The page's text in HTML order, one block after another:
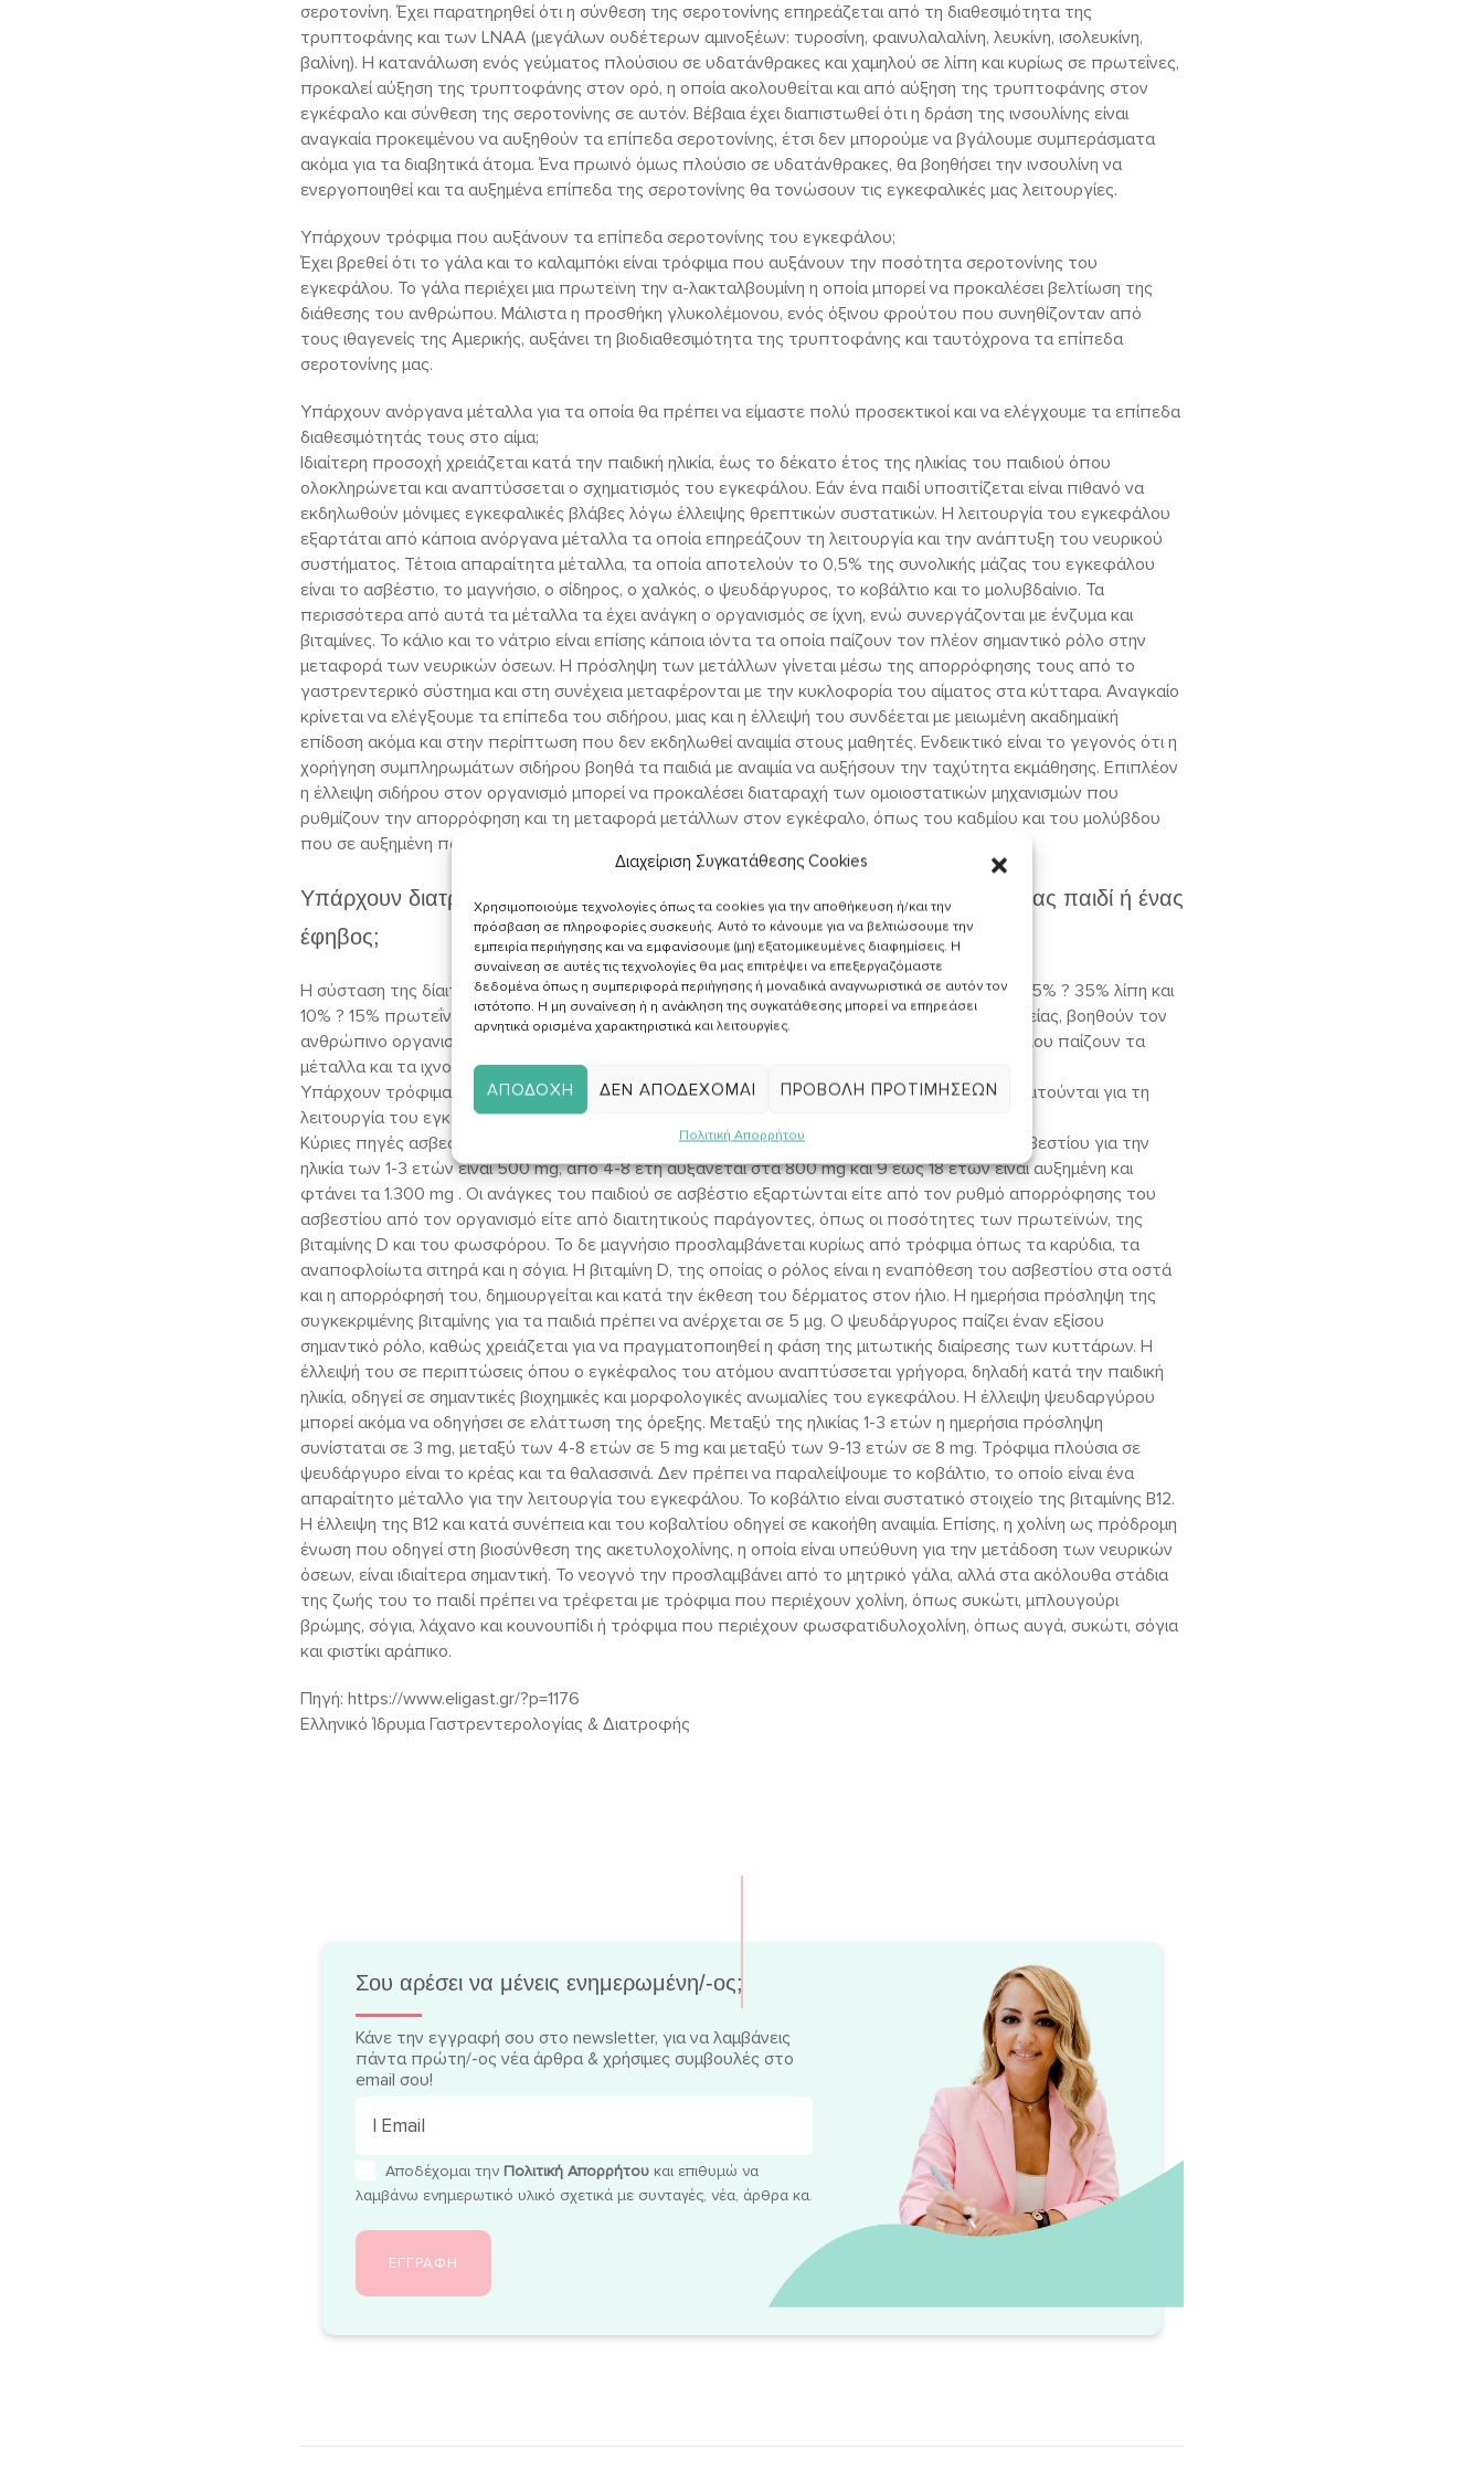
Διαχείριση Συγκατάθεσης Cookies
Χρησιμοποιούμε τεχνολογίες όπως τα cookies για την αποθήκευση ή/και την
πρόσβαση σε πληροφορίες συσκευής. Αυτό το κάνουμε για να βελτιώσουμε την
εμπειρία περιήγησης και να εμφανίσουμε (μη) εξατομικευμένες διαφημίσεις. Η
συναίνεση σε αυτές τις τεχνολογίες θα μας επιτρέψει να επεξεργαζόμαστε
δεδομένα όπως η συμπεριφορά περιήγησης ή μοναδικά αναγνωριστικά σε αυτόν τον
ιστότοπο. Η μη συναίνεση ή η ανάκληση της συγκατάθεσης μπορεί να επηρεάσει
αρνητικά ορισμένα χαρακτηριστικά και λειτουργίες.
ΑΠΟΔΟΧΉ ΔΕΝ ΑΠΟΔΈΧΟΜΑΙ ΠΡΟΒΟΛΉ ΠΡΟΤΙΜΉΣΕΩΝ
Πολιτική Απορρήτου
σεροτονίνη. Έχει παρατηρηθεί ότι η σύνθεση της σεροτονίνης επηρεάζεται από τη διαθεσιμότητα της
τρυπτοφάνης και των LNAA (μεγάλων ουδέτερων αμινοξέων: τυροσίνη, φαινυλαλαλίνη, λευκίνη, ισολευκίνη,
βαλίνη). Η κατανάλωση ενός γεύματος πλούσιου σε υδατάνθρακες και χαμηλού σε λίπη και κυρίως σε πρωτεΐνες,
προκαλεί αύξηση της τρυπτοφάνης στον ορό, η οποία ακολουθείται και από αύξηση της τρυπτοφάνης στον
εγκέφαλο και σύνθεση της σεροτονίνης σε αυτόν. Βέβαια έχει διαπιστωθεί ότι η δράση της ινσουλίνης είναι
αναγκαία προκειμένου να αυξηθούν τα επίπεδα σεροτονίνης, έτσι δεν μπορούμε να βγάλουμε συμπεράσματα
ακόμα για τα διαβητικά άτομα. Ένα πρωινό όμως πλούσιο σε υδατάνθρακες, θα βοηθήσει την ινσουλίνη να
ενεργοποιηθεί και τα αυξημένα επίπεδα της σεροτονίνης θα τονώσουν τις εγκεφαλικές μας λειτουργίες.
Υπάρχουν τρόφιμα που αυξάνουν τα επίπεδα σεροτονίνης του εγκεφάλου;
Έχει βρεθεί ότι το γάλα και το καλαμπόκι είναι τρόφιμα που αυξάνουν την ποσότητα σεροτονίνης του
εγκεφάλου. Το γάλα περιέχει μια πρωτεϊνη την α-λακταλβουμίνη η οποία μπορεί να προκαλέσει βελτίωση της
διάθεσης του ανθρώπου. Μάλιστα η προσθήκη γλυκολέμονου, ενός όξινου φρούτου που συνηθίζονταν από
τους ιθαγενείς της Αμερικής, αυξάνει τη βιοδιαθεσιμότητα της τρυπτοφάνης και ταυτόχρονα τα επίπεδα
σεροτονίνης μας.
Υπάρχουν ανόργανα μέταλλα για τα οποία θα πρέπει να είμαστε πολύ προσεκτικοί και να ελέγχουμε τα επίπεδα
διαθεσιμότητάς τους στο αίμα;
Ιδιαίτερη προσοχή χρειάζεται κατά την παιδική ηλικία, έως το δέκατο έτος της ηλικίας του παιδιού όπου
ολοκληρώνεται και αναπτύσσεται ο σχηματισμός του εγκεφάλου. Εάν ένα παιδί υποσιτίζεται είναι πιθανό να
εκδηλωθούν μόνιμες εγκεφαλικές βλάβες λόγω έλλειψης θρεπτικών συστατικών. Η λειτουργία του εγκεφάλου
εξαρτάται από κάποια ανόργανα μέταλλα τα οποία επηρεάζουν τη λειτουργία και την ανάπτυξη του νευρικού
συστήματος. Τέτοια απαραίτητα μέταλλα, τα οποία αποτελούν το 0,5% της συνολικής μάζας του εγκεφάλου
είναι το ασβέστιο, το μαγνήσιο, ο σίδηρος, ο χαλκός, ο ψευδάργυρος, το κοβάλτιο και το μολυβδαίνιο. Τα
περισσότερα από αυτά τα μέταλλα τα έχει ανάγκη ο οργανισμός σε ίχνη, ενώ συνεργάζονται με ένζυμα και
βιταμίνες. Το κάλιο και το νάτριο είναι επίσης κάποια ιόντα τα οποία παίζουν τον πλέον σημαντικό ρόλο στην
μεταφορά των νευρικών όσεων. Η πρόσληψη των μετάλλων γίνεται μέσω της απορρόφησης τους από το
γαστρεντερικό σύστημα και στη συνέχεια μεταφέρονται με την κυκλοφορία του αίματος στα κύτταρα. Αναγκαίο
κρίνεται να ελέγξουμε τα επίπεδα του σιδήρου, μιας και η έλλειψή του συνδέεται με μειωμένη ακαδημαϊκή
επίδοση ακόμα και στην περίπτωση που δεν εκδηλωθεί αναιμία στους μαθητές. Ενδεικτικό είναι το γεγονός ότι η
χορήγηση συμπληρωμάτων σιδήρου βοηθά τα παιδιά με αναιμία να αυξήσουν την ταχύτητα εκμάθησης. Επιπλέον
η έλλειψη σιδήρου στον οργανισμό μπορεί να προκαλέσει διαταραχή των ομοιοστατικών μηχανισμών που
ρυθμίζουν την απορρόφηση και τη μεταφορά μετάλλων στον εγκέφαλο, όπως του καδμίου και του μολύβδου
που σε αυξημένη ποσότητα αποδεικνύονται τοξικά για τη λειτουργία του εγκεφάλου.
Υπάρχουν διατροφικές συστάσεις τις οποίες θα ήταν καλό να ακολουθεί ένας παιδί ή ένας
έφηβος;
Η σύσταση της δίαιτας ενός παιδιού πρέπει να είναι η ακόλουθη: 50% ? 60% υδατάνθρακες, 25% ? 35% λίπη και
10% ? 15% πρωτεΐνες. Οι διατροφικές αυτές συστάσεις που ισχύουν και στην ηλικία της εφηβείας, βοηθούν τον
ανθρώπινο οργανισμό να λειτουργεί ομαλά. Όμως ιδιαίτερο ρόλο στη λειτουργία του εγκεφάλου παίζουν τα
μέταλλα και τα ιχνοστοιχεία.
Υπάρχουν τρόφιμα που βελτιώνουν την πρόσληψη ιχνοστοιχείων και μετάλλων τα οποία απαιτούνται για τη
λειτουργία του εγκεφάλου;
Κύριες πηγές ασβεστίου είναι το γάλα, η σόγια και οι γλυκοπατάτες. Η ημερήσια πρόσληψη ασβεστίου για την
ηλικία των 1-3 ετών είναι 500 mg, από 4-8 έτη αυξάνεται στα 800 mg και 9 έως 18 ετών είναι αυξημένη και
φτάνει τα 1.300 mg . Οι ανάγκες του παιδιού σε ασβέστιο εξαρτώνται είτε από τον ρυθμό απορρόφησης του
ασβεστίου από τον οργανισμό είτε από διαιτητικούς παράγοντες, όπως οι ποσότητες των πρωτεϊνών, της
βιταμίνης D και του φωσφόρου. Το δε μαγνήσιο προσλαμβάνεται κυρίως από τρόφιμα όπως τα καρύδια, τα
αναποφλοίωτα σιτηρά και η σόγια. Η βιταμίνη D, της οποίας ο ρόλος είναι η εναπόθεση του ασβεστίου στα οστά
και η απορρόφησή του, δημιουργείται και κατά την έκθεση του δέρματος στον ήλιο. Η ημερήσια πρόσληψη της
συγκεκριμένης βιταμίνης για τα παιδιά πρέπει να ανέρχεται σε 5 μg. Ο ψευδάργυρος παίζει έναν εξίσου
σημαντικό ρόλο, καθώς χρειάζεται για να πραγματοποιηθεί η φάση της μιτωτικής διαίρεσης των κυττάρων. Η
έλλειψή του σε περιπτώσεις όπου ο εγκέφαλος του ατόμου αναπτύσσεται γρήγορα, δηλαδή κατά την παιδική
ηλικία, οδηγεί σε σημαντικές βιοχημικές και μορφολογικές ανωμαλίες του εγκεφάλου. Η έλλειψη ψευδαργύρου
μπορεί ακόμα να οδηγήσει σε ελάττωση της όρεξης. Μεταξύ της ηλικίας 1-3 ετών η ημερήσια πρόσληψη
συνίσταται σε 3 mg, μεταξύ των 4-8 ετών σε 5 mg και μεταξύ των 9-13 ετών σε 8 mg. Τρόφιμα πλούσια σε
ψευδάργυρο είναι το κρέας και τα θαλασσινά. Δεν πρέπει να παραλείψουμε το κοβάλτιο, το οποίο είναι ένα
απαραίτητο μέταλλο για την λειτουργία του εγκεφάλου. Το κοβάλτιο είναι συστατικό στοιχείο της βιταμίνης Β12.
Η έλλειψη της Β12 και κατά συνέπεια και του κοβαλτίου οδηγεί σε κακοήθη αναιμία. Επίσης, η χολίνη ως πρόδρομη
ένωση που οδηγεί στη βιοσύνθεση της ακετυλοχολίνης, η οποία είναι υπεύθυνη για την μετάδοση των νευρικών
όσεων, είναι ιδιαίτερα σημαντική. Το νεογνό την προσλαμβάνει από το μητρικό γάλα, αλλά στα ακόλουθα στάδια
της ζωής του το παιδί πρέπει να τρέφεται με τρόφιμα που περιέχουν χολίνη, όπως συκώτι, μπλουγούρι
βρώμης, σόγια, λάχανο και κουνουπίδι ή τρόφιμα που περιέχουν φωσφατιδυλοχολίνη, όπως αυγά, συκώτι, σόγια
και φιστίκι αράπικο.
Πηγή: https://www.eligast.gr/?p=1176
Ελληνικό Ίδρυμα Γαστρεντερολογίας & Διατροφής
Σου αρέσει να μένεις ενημερωμένη/-ος;
Κάνε την εγγραφή σου στο newsletter, για να λαμβάνεις
πάντα πρώτη/-ος νέα άρθρα & χρήσιμες συμβουλές στο
email σου!
Αποδέχομαι την Πολιτική Απορρήτου και επιθυμώ να
λαμβάνω ενημερωτικό υλικό σχετικά με συνταγές, νέα, άρθρα κα.